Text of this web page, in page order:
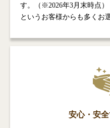
す。（※2026年3月末時点
というお客様からも多くお
安心・安